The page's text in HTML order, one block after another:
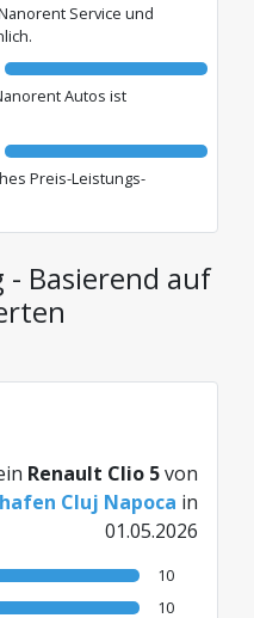
Service und
Autos ist
Preis-Leistungs-
Basierend auf
Renault Clio 5von
Cluj Napoca in
01.05.2026
10
10